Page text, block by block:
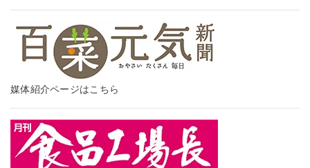
媒体紹介ページはこちら